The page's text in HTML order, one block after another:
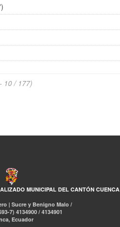
10 / 177)
MUNICIPAL DEL CANTÓN CUENCA
| Sucre y Benigno Malo /
7) 4134900 / 4134901
Ecuador